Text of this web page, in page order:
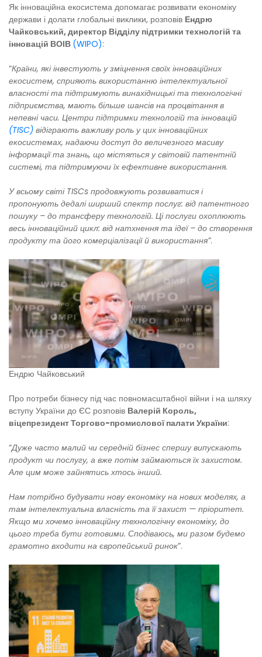
Як інноваційна екосистема допомагає розвивати економіку
держави і долати глобальні виклики, розповів Ендрю
Чайковський, директор Відділу підтримки технологій та
інновацій ВОІВ (WIPO):
“Країни, які інвестують у зміцнення своїх інноваційних
екосистем, сприяють використанню інтелектуальної
власності та підтримують винахідницькі та технологічні
підприємства, мають більше шансів на процвітання в
непевні часи. Центри підтримки технологій та інновацій
(TISC) відіграють важливу роль у цих інноваційних
екосистемах, надаючи доступ до величезного масиву
інформації та знань, що містяться у світовій патентній
системі, та підтримуючи їх ефективне використання.
У всьому світі TISCs продовжують розвиватися і
пропонують дедалі ширший спектр послуг: від патентного
пошуку – до трансферу технологій. Ці послуги охоплюють
весь інноваційний цикл: від натхнення та ідеї – до створення
продукту та його комерціалізації й використання”.
Ендрю Чайковський
Про потреби бізнесу під час повномасштабної війни і на шляху
вступу України до ЄС розповів Валерій Король,
віцепрезидент Торгово-промислової палати України:
“Дуже часто малий чи середній бізнес спершу випускають
продукт чи послугу, а вже потім займаються їх захистом.
Але цим може зайнятись хтось інший.
Нам потрібно будувати нову економіку на нових моделях, а
там інтелектуальна власність та її захист — пріоритет.
Якщо ми хочемо інноваційну технологічну економіку, до
цього треба бути готовими. Сподіваюсь, ми разом будемо
грамотно входити на європейський ринок”.